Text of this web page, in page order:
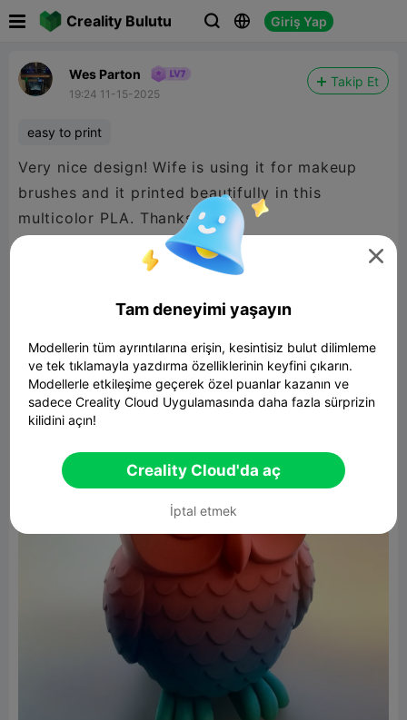
Creality Bulutu   Giriş Yap
Wes Parton
19:24 11-15-2025
Takip Et
easy to print
Very nice design! Wife is using it for makeup
brushes and it printed beautifully in this
multicolor PLA. Thanks!

Tam deneyimi yaşayın
Modellerin tüm ayrıntılarına erişin, kesintisiz bulut dilimleme
ve tek tıklamayla yazdırma özelliklerinin keyfini çıkarın.
Modellerle etkileşime geçerek özel puanlar kazanın ve
sadece Creality Cloud Uygulamasında daha fazla sürprizin
kilidini açın!
Creality Cloud'da aç
İptal etmek